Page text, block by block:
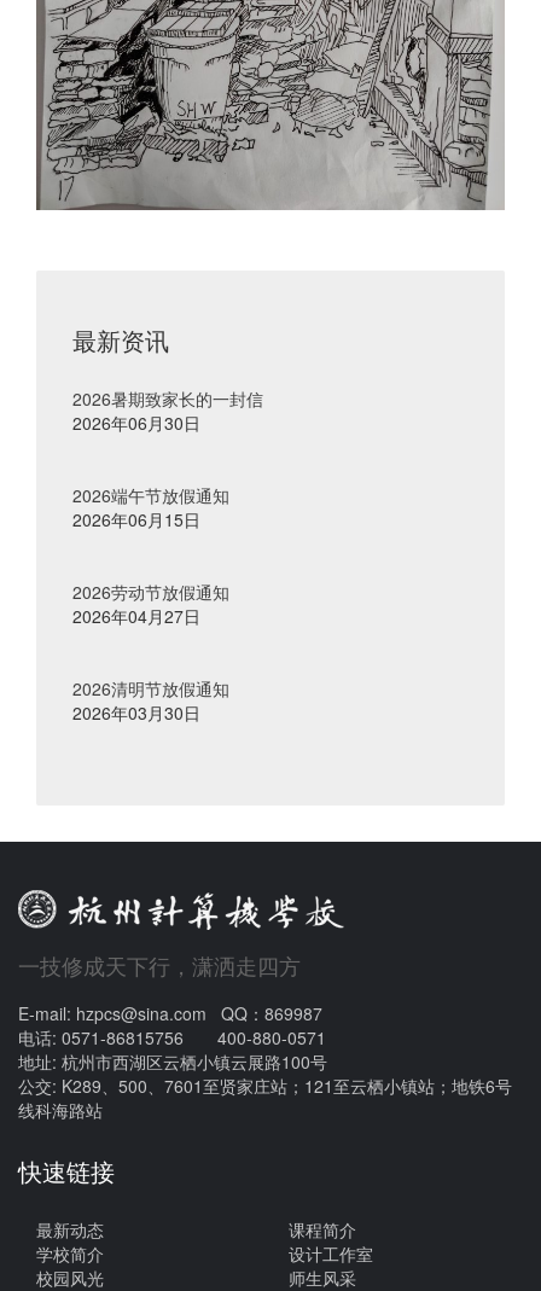
最新资讯
2026暑期致家长的一封信
2026年06月30日
2026端午节放假通知
2026年06月15日
2026劳动节放假通知
2026年04月27日
2026清明节放假通知
2026年03月30日
一技修成天下行，潇洒走四方
E-mail: hzpcs@sina.com QQ：869987
电话: 0571-86815756 400-880-0571
地址: 杭州市西湖区云栖小镇云展路100号
公交: K289、500、7601至贤家庄站；121至云栖小镇站；地铁6号
线科海路站
快速链接
最新动态
学校简介
校园风光
课程简介
设计工作室
师生风采